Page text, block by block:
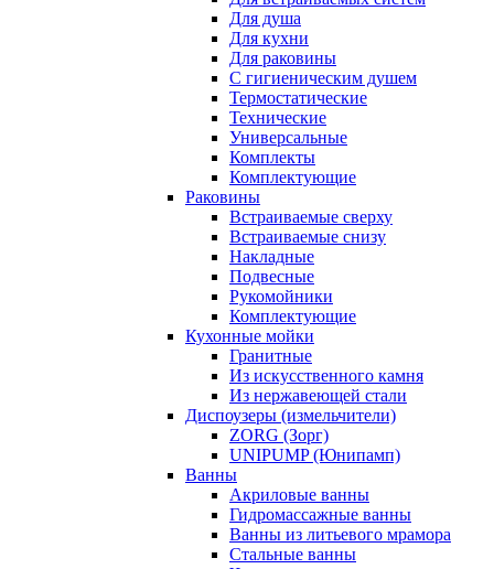
Для душа
Для кухни
Для раковины
С гигиеническим душем
Термостатические
Технические
Универсальные
Комплекты
Комплектующие
Раковины
Встраиваемые сверху
Встраиваемые снизу
Накладные
Подвесные
Рукомойники
Комплектующие
Кухонные мойки
Гранитные
Из искусственного камня
Из нержавеющей стали
Диспоузеры (измельчители)
ZORG (Зорг)
UNIPUMP (Юнипамп)
Ванны
Акриловые ванны
Гидромассажные ванны
Ванны из литьевого мрамора
Стальные ванны